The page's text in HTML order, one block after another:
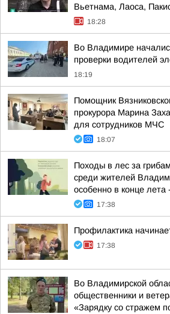
Вьетнама, Лаоса,
18:28
Во Владимире
проверки водителей
18:19
Помощник
прокурора Марина
для сотрудников МЧС
18:07
Походы в лес за
среди жителей
особенно в конце лета
17:38
Профилактика
17:38
Во Владимирской
общественники и
«Зарядку со стражем